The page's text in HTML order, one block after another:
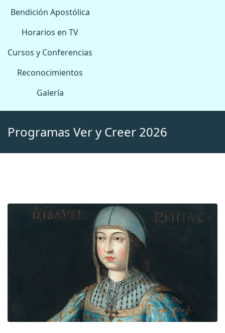
Bendición Apostólica
Horarios en TV
Cursos y Conferencias
Reconocimientos
Galería
Programas Ver y Creer 2026